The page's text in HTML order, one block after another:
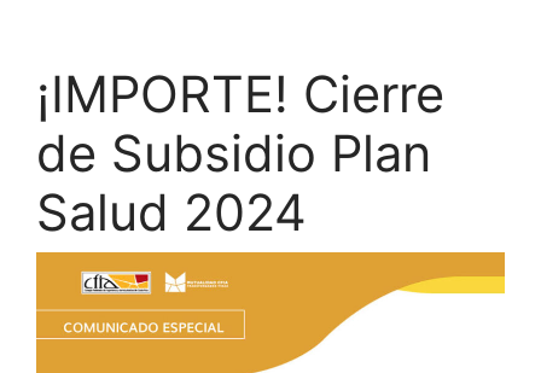
¡IMPORTE! Cierre
de Subsidio Plan
Salud 2024